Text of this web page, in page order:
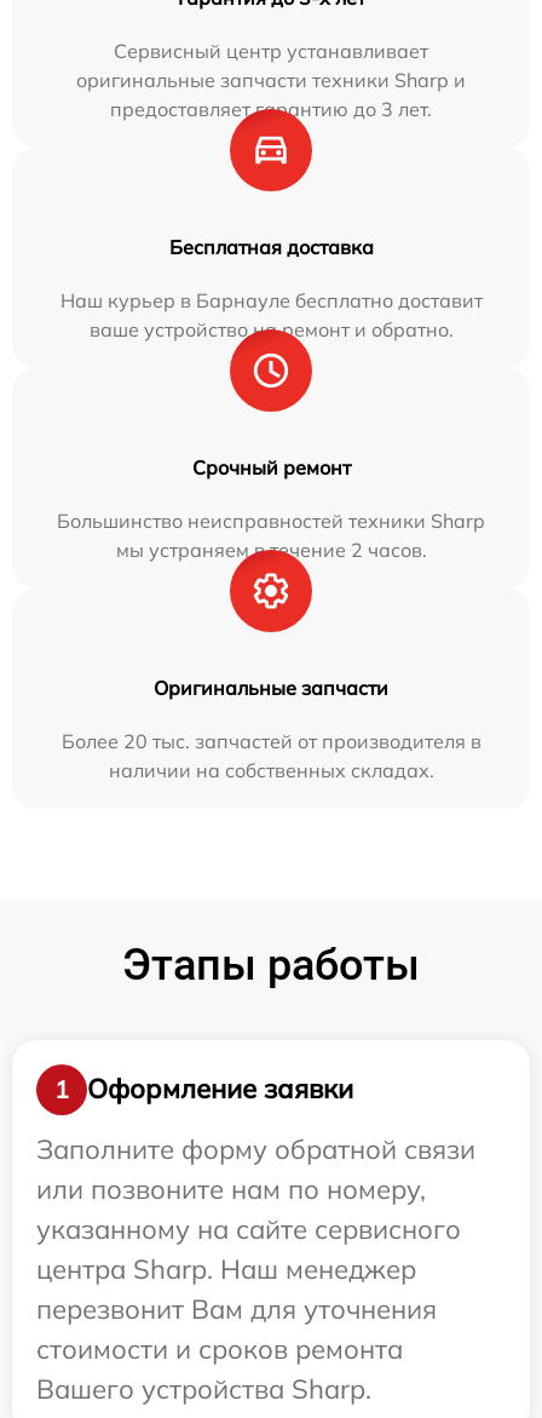
Сервисный центр устанавливает
оригинальные запчасти техники Sharp и
предоставляет гарантию до 3 лет.
Бесплатная доставка
Наш курьер в Барнауле бесплатно доставит
ваше устройство на ремонт и обратно.
Срочный ремонт
Большинство неисправностей техники Sharp
мы устраняем в течение 2 часов.
Оригинальные запчасти
Более 20 тыс. запчастей от производителя в
наличии на собственных складах.
Этапы работы
1
Оформление заявки
Заполните форму обратной связи
или позвоните нам по номеру,
указанному на сайте сервисного
центра Sharp. Наш менеджер
перезвонит Вам для уточнения
стоимости и сроков ремонта
Вашего устройства Sharp.